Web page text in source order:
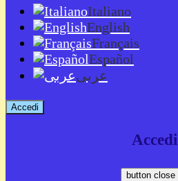
Italiano
English
Français
Español
عربى
Accedi
Accedi
button close